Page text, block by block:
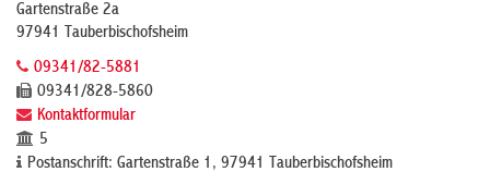
Gartenstraße 2a
97941 Tauberbischofsheim
09341/82-5881
09341/828-5860
Kontaktformular
5
Postanschrift: Gartenstraße 1, 97941 Tauberbischofsheim